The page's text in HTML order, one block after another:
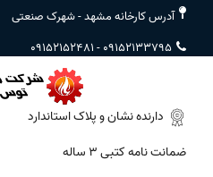
آدرس کارخانه مشهد - شهرک صنعتی
09152133795
-
09152152481
دارنده نشان و پلاک استاندارد
ضمانت نامه کتبی ۳ ساله